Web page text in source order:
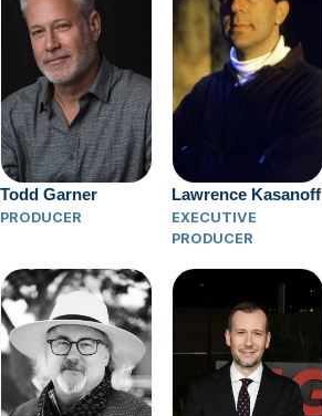
Todd Garner
PRODUCER
Lawrence Kasanoff
EXECUTIVE
PRODUCER